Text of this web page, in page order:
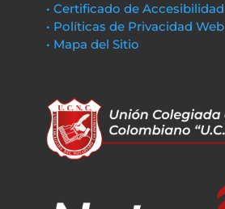
• Certificado de Accesibilidad
• Políticas de Privacidad Web
• Mapa del Sitio